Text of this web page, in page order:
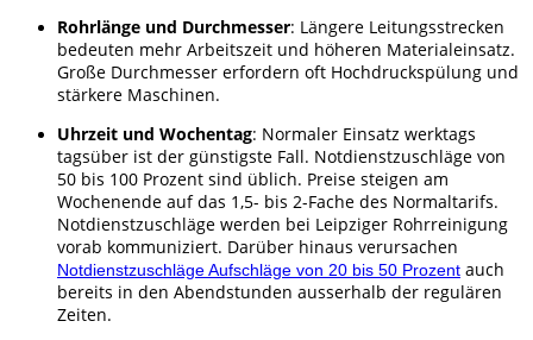
Rohrlänge und Durchmesser: Längere Leitungsstrecken
bedeuten mehr Arbeitszeit und höheren Materialeinsatz.
Große Durchmesser erfordern oft Hochdruckspülung und
stärkere Maschinen.
Uhrzeit und Wochentag: Normaler Einsatz werktags
tagsüber ist der günstigste Fall. Notdienstzuschläge von
50 bis 100 Prozent sind üblich. Preise steigen am
Wochenende auf das 1,5- bis 2-Fache des Normaltarifs.
Notdienstzuschläge werden bei Leipziger Rohrreinigung
vorab kommuniziert. Darüber hinaus verursachen
Notdienstzuschläge Aufschläge von 20 bis 50 Prozent auch
bereits in den Abendstunden ausserhalb der regulären
Zeiten.